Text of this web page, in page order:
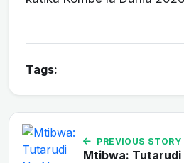
Tags:
PREVIOUS STORY
Mtibwa: Tutarudi